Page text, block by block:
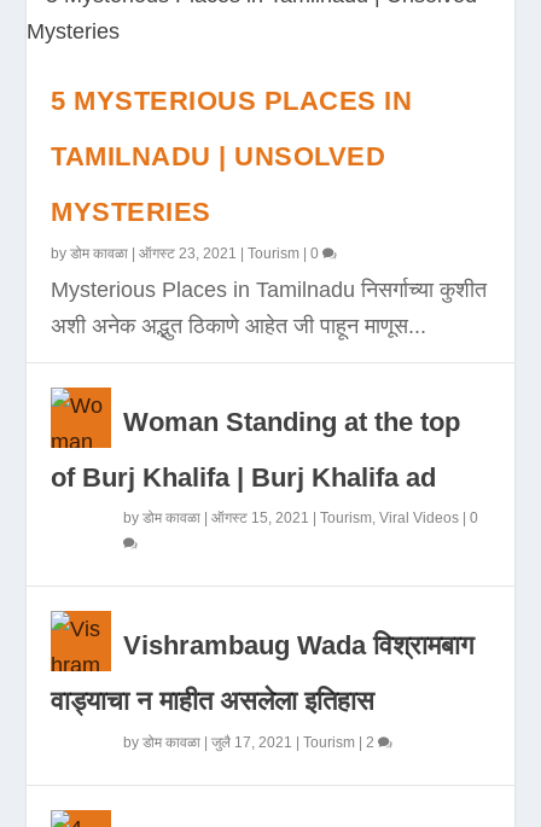
5 MYSTERIOUS PLACES IN
TAMILNADU | UNSOLVED
MYSTERIES
byडोम कावळा |ऑगस्ट 23, 2021 |Tourism |0
Mysterious Places in Tamilnadu निसर्गाच्या कुशीत
अशी अनेक अद्भुत ठिकाणे आहेत जी पाहून माणूस...
Woman Standing at the top
of Burj Khalifa | Burj Khalifa ad
byडोम कावळा |ऑगस्ट 15, 2021 |Tourism ,Viral Videos |0
Vishrambaug Wada विश्रामबाग
वाड्याचा न माहीत असलेला इतिहास
byडोम कावळा |जुलै 17, 2021 |Tourism | 2